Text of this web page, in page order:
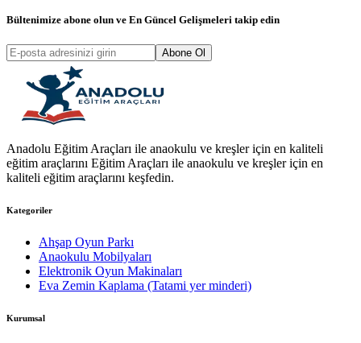
Bültenimize abone olun ve En Güncel Gelişmeleri takip edin
Abone Ol
Anadolu Eğitim Araçları ile anaokulu ve kreşler için en kaliteli
eğitim araçlarını Eğitim Araçları ile anaokulu ve kreşler için en
kaliteli eğitim araçlarını keşfedin.
Kategoriler
Ahşap Oyun Parkı
Anaokulu Mobilyaları
Elektronik Oyun Makinaları
Eva Zemin Kaplama (Tatami yer minderi)
Kurumsal